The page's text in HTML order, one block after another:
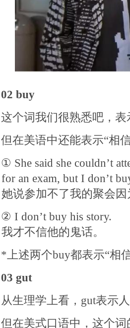
02 buy
这个词我们很熟悉吧，表
但在美语中还能表示“相
① She said she couldn’t
for an exam, but I don’t
她说参加不了我的聚会
② I don’t buy his story.
我才不信他的鬼话。
*上述两个buy都表示“相信
03 gut
从生理学上看，gut表示
但在美式口语中，这个